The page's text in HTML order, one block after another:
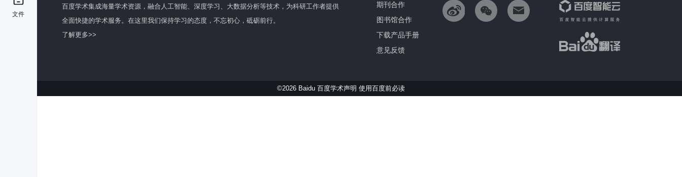
文件
百度学术集成海量学术资源，融合人工智能、深度学习、大数据分析等技术，为科研工作者提供
全面快捷的学术服务。在这里我们保持学习的态度，不忘初心，砥砺前行。
了解更多>>
期刊合作
图书馆合作
下载产品手册
意见反馈
©2026 Baidu 百度学术声明 使用百度前必读